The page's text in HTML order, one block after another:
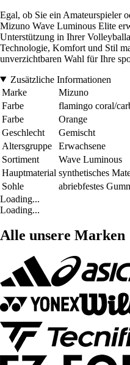
Egal, ob Sie ein Amateurspieler
Mizuno Wave Luminous Elite
Unterstützung in Ihrer
Technologie, Komfort und Stil
unverzichtbaren Wahl für Ihre
Zusätzliche Informationen
Marke
Mizuno
Farbe
flamingo coral/
Farbe
Orange
Geschlecht
Gemischt
Altersgruppe
Erwachsene
Sortiment
Wave Luminous
Hauptmaterial synthetisches
Sohle
abriebfestes
Loading...
Loading...
Alle unsere Marken